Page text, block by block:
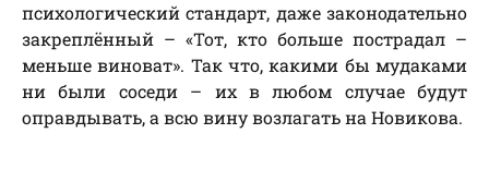
психологический стандарт, даже законодательно
закреплённый – «Тот, кто больше пострадал –
меньше виноват». Так что, какими бы мудаками
ни были соседи – их в любом случае будут
оправдывать, а всю вину возлагать на Новикова.